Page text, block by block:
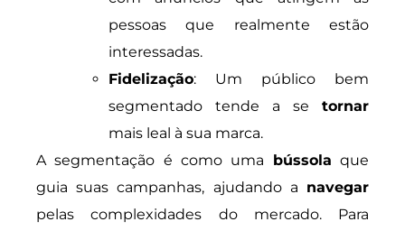
pessoas que realmente estão
interessadas.
Fidelização: Um público bem
segmentado tende a se tornar
mais leal à sua marca.
A segmentação é como uma bússola que
guia suas campanhas, ajudando a navegar
pelas complexidades do mercado. Para